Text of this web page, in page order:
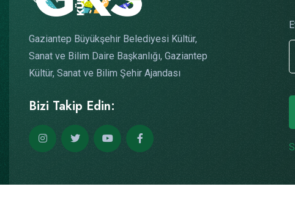
Gaziantep Büyükşehir Belediyesi Kültür,
Sanat ve Bilim Daire Başkanlığı, Gaziantep
Kültür, Sanat ve Bilim Şehir Ajandası
Bizi Takip Edin: